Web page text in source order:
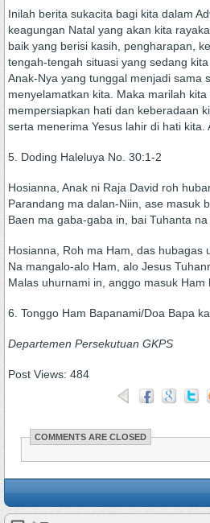
Inilah berita sukacita bagi kita dalam
keagungan Natal yang akan kita
baik yang berisi kasih, pengharapan,
tengah-tengah situasi yang sedang
Anak-Nya yang tunggal menjadi sama
menyelamatkan kita. Maka marilah
mempersiapkan hati dan keberadaan
serta menerima Yesus lahir di hati kita.
5. Doding Haleluya No. 30:1-2
Hosianna, Anak ni Raja David roh
Parandang ma dalan-Niin, ase masuk
Baen ma gaba-gaba in, bai Tuhanta na
Hosianna, Roh ma Ham, das hubagas
Na mangalo-alo Ham, alo Jesus
Malas uhurnami in, anggo masuk Ham
6. Tonggo Ham Bapanami/Doa Bapa
Departemen Persekutuan GKPS
Post Views: 484
COMMENTS ARE CLOSED